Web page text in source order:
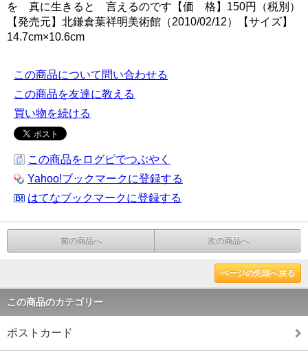
を 真に生きると 言えるのです【価 格】150円（税別）
【発売元】北鎌倉葉祥明美術館（2010/02/12）【サイズ】
14.7cm×10.6cm
この商品について問い合わせる
この商品を友達に教える
買い物を続ける
この商品をログピでつぶやく
Yahoo!ブックマークに登録する
はてなブックマークに登録する
前の商品へ 次の商品へ
ページの先頭へ戻る
この商品のカテゴリー
ポストカード